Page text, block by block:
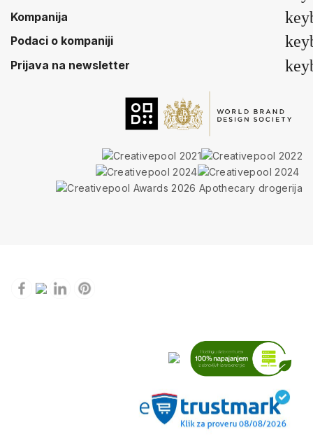
Kompanija
Podaci o kompaniji
Prijava na newsletter